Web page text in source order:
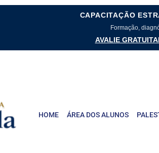
CAPACITAÇÃO
Formação,
AVALIE
HOME ÁREA DOS ALUNOS